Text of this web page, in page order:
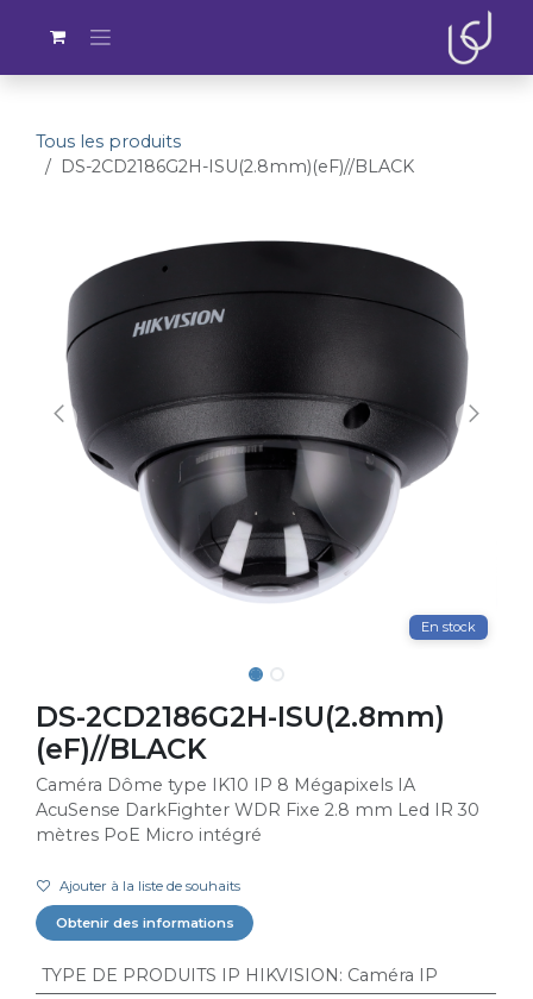
Tous les produits
DS-2CD2186G2H-ISU(2.8mm)(eF)//BLACK
En stock
DS-2CD2186G2H-ISU(2.8mm)
(eF)//BLACK
Caméra Dôme type IK10 IP 8 Mégapixels IA
AcuSense DarkFighter WDR Fixe 2.8 mm Led IR 30
mètres PoE Micro intégré
Ajouter à la liste de souhaits
Obtenir des informations
TYPE DE PRODUITS IP HIKVISION : Caméra IP